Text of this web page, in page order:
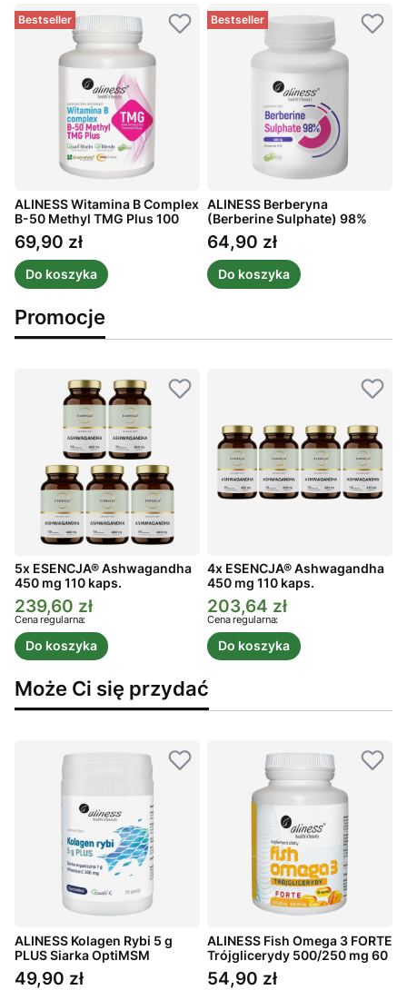
Bestseller
ALINESS Witamina B Complex
B-50 Methyl TMG Plus 100
kaps.
Cena
69,90 zł
Do koszyka
Bestseller
ALINESS Berberyna
(Berberine Sulphate) 98%
400 mg 60 kaps.
Cena
64,90 zł
Do koszyka
Promocje
5x ESENCJA® Ashwagandha
450 mg 110 kaps.
Cena promocyjna
239,60 zł
Cena regularna:
Do koszyka
4x ESENCJA® Ashwagandha
450 mg 110 kaps.
Cena promocyjna
203,64 zł
Cena regularna:
Do koszyka
Może Ci się przydać
ALINESS Kolagen Rybi 5 g
PLUS Siarka OptiMSM
Witamina C W Proszku
Cena
49,90 zł
ALINESS Fish Omega 3 FORTE
Trójglicerydy 500/250 mg 60
kaps.
Cena
54,90 zł